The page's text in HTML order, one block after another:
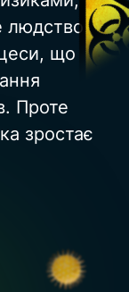
людство
що
Проте
зростає